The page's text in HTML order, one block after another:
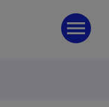
menu